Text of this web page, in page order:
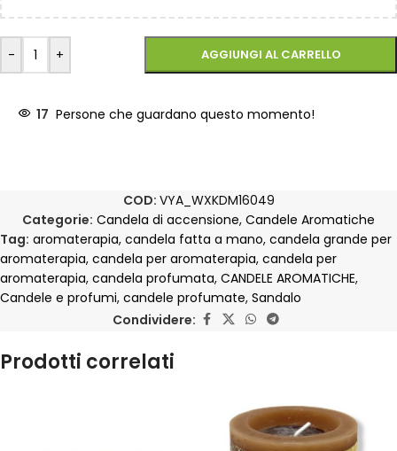
- + AGGIUNGI AL CARRELLO
17 Persone che guardano questo momento!
COD: VYA_WXKDM16049
Categorie: Candela di accensione, Candele Aromatiche
Tag: aromaterapia, candela fatta a mano, candela grande per
aromaterapia, candela per aromaterapia, candela per
aromaterapia, candela profumata, CANDELE AROMATICHE,
Candele e profumi, candele profumate, Sandalo
Condividere:
Prodotti correlati